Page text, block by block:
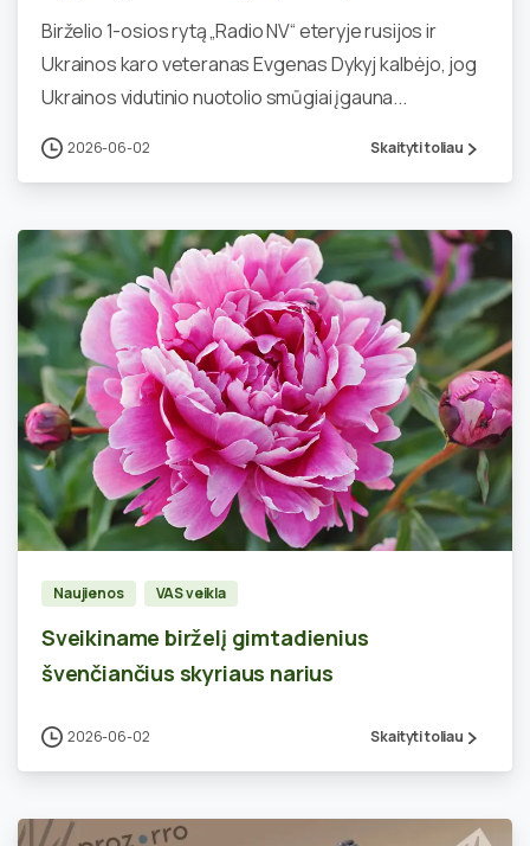
Birželio 1-osios rytą „Radio NV“ eteryje rusijos ir
Ukrainos karo veteranas Evgenas Dykyj kalbėjo, jog
Ukrainos vidutinio nuotolio smūgiai įgauna...
2026-06-02 Skaityti toliau
0
Naujienos VAS veikla
Sveikiname birželį gimtadienius
švenčiančius skyriaus narius
2026-06-02 Skaityti toliau